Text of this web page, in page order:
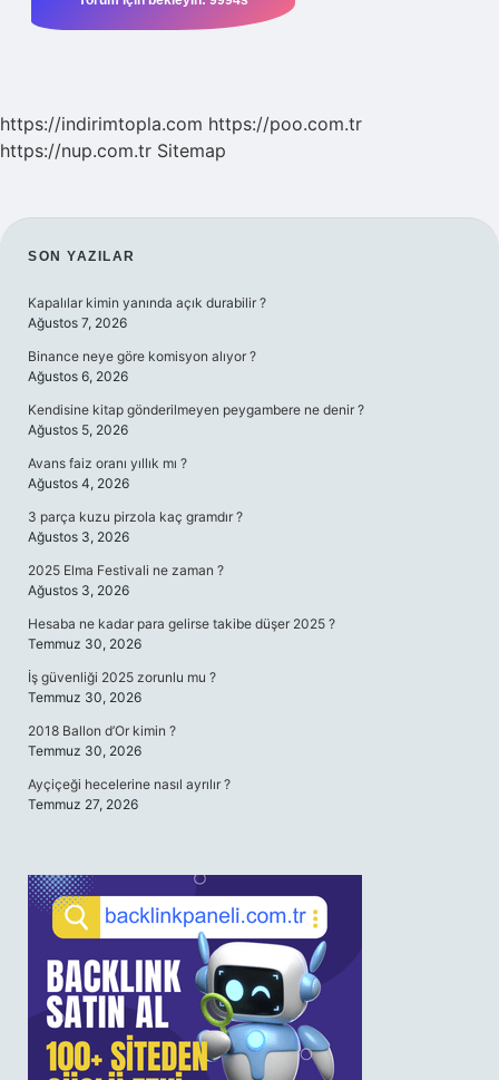
https://indirimtopla.com https://poo.com.tr
https://nup.com.tr Sitemap
SIDEBAR
SON YAZILAR
Kapalılar kimin yanında açık durabilir ?
Ağustos 7, 2026
Binance neye göre komisyon alıyor ?
Ağustos 6, 2026
Kendisine kitap gönderilmeyen peygambere ne denir ?
Ağustos 5, 2026
Avans faiz oranı yıllık mı ?
Ağustos 4, 2026
3 parça kuzu pirzola kaç gramdır ?
Ağustos 3, 2026
2025 Elma Festivali ne zaman ?
Ağustos 3, 2026
Hesaba ne kadar para gelirse takibe düşer 2025 ?
Temmuz 30, 2026
İş güvenliği 2025 zorunlu mu ?
Temmuz 30, 2026
2018 Ballon d’Or kimin ?
Temmuz 30, 2026
Ayçiçeği hecelerine nasıl ayrılır ?
Temmuz 27, 2026